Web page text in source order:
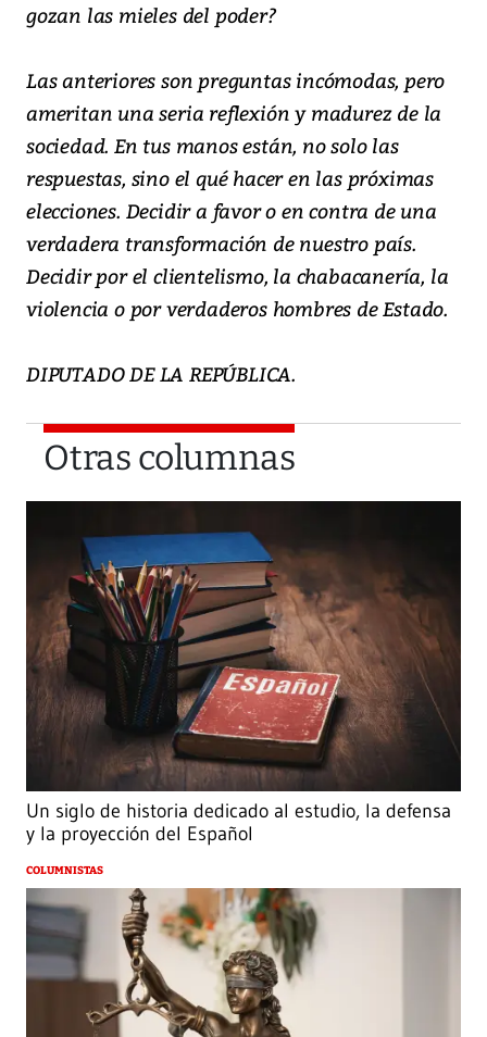
gozan las mieles del poder?
Las anteriores son preguntas incómodas, pero
ameritan una seria reflexión y madurez de la
sociedad. En tus manos están, no solo las
respuestas, sino el qué hacer en las próximas
elecciones. Decidir a favor o en contra de una
verdadera transformación de nuestro país.
Decidir por el clientelismo, la chabacanería, la
violencia o por verdaderos hombres de Estado.
DIPUTADO DE LA REPÚBLICA.
Otras columnas
Un siglo de historia dedicado al estudio, la defensa
y la proyección del Español
COLUMNISTAS